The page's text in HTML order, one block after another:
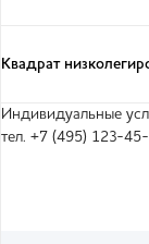
Квадрат
Индивидуальные
тел. +7 (495) 123-